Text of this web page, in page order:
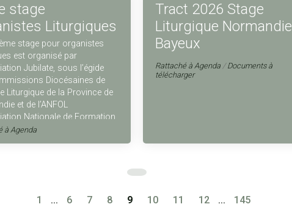
stage
Liturgiques
stage pour organistes
est organisé par
Jubilate, sous l’égide
Diocésaines de
Liturgique de la Province de
et de l’ANFOL
Nationale de Formation
Liturgiques).
à Agenda
Tract 2026 Stage
Liturgique Normandie
Bayeux
Rattaché à Agenda /Documents à
télécharger
1 ... 6 7 8 9 10 11 12 ... 145